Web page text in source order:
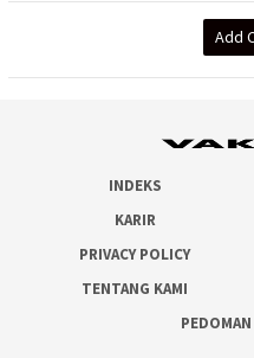
Add
INDEKS
KARIR
PRIVACY POLICY
TENTANG KAMI